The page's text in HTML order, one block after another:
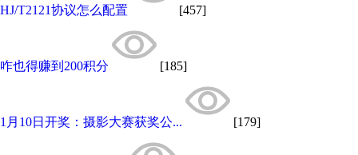
HJ/T2121协议怎么配置 [457]
咋也得赚到200积分 [185]
1月10日开奖：摄影大赛获奖公... [179]